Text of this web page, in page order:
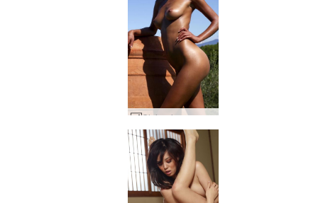
Olej z pierwszego tłoczenia Darine #57